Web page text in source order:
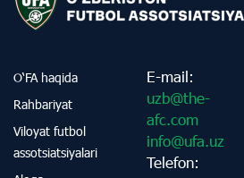
O‘FA haqida
Rahbariyat
Viloyat futbol
assotsiatsiyalari
E-mail:
uzb@the-
afc.com
info@ufa.uz
Telefon: